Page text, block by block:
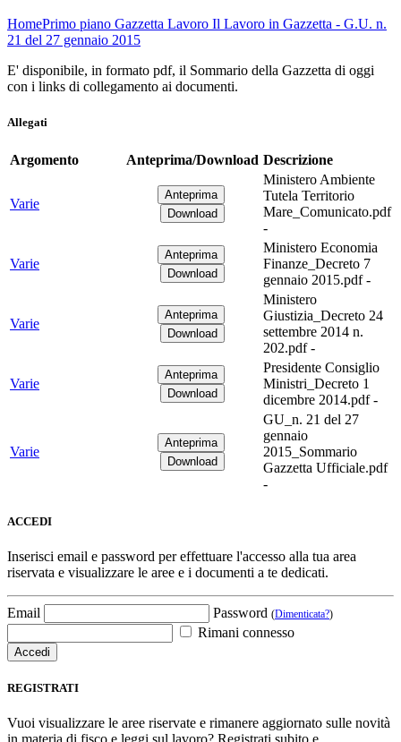
HomePrimo piano Gazzetta Lavoro Il Lavoro in Gazzetta - G.U. n.
21 del 27 gennaio 2015
E' disponibile, in formato pdf, il Sommario della Gazzetta di oggi
con i links di collegamento ai documenti.
Allegati
Argomento Anteprima/Download Descrizione
Varie
Ministero Ambiente
Tutela Territorio
Mare_Comunicato.pdf
-
Varie
Ministero Economia
Finanze_Decreto 7
gennaio 2015.pdf -
Varie
Ministero
Giustizia_Decreto 24
settembre 2014 n.
202.pdf -
Varie
Presidente Consiglio
Ministri_Decreto 1
dicembre 2014.pdf -
Varie
GU_n. 21 del 27
gennaio
2015_Sommario
Gazzetta Ufficiale.pdf
-
ACCEDI
Inserisci email e password per effettuare l'accesso alla tua area
riservata e visualizzare le aree e i documenti a te dedicati.
Email Password (Dimenticata?)
Rimani connesso
REGISTRATI
Vuoi visualizzare le aree riservate e rimanere aggiornato sulle novità